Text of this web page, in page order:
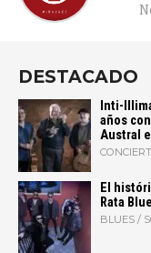
DESTACADO
Inti-
años
Austral
El
Rata
BLUES /